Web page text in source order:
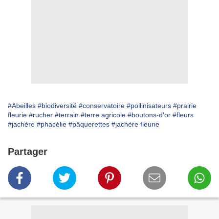
#Abeilles #biodiversité #conservatoire #pollinisateurs #prairie
fleurie #rucher #terrain #terre agricole #boutons-d'or #fleurs
#jachère #phacélie #pâquerettes #jachère fleurie
Partager